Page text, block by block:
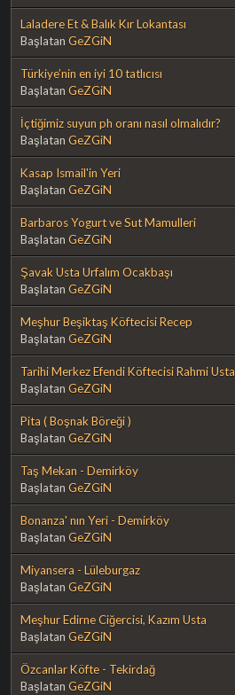
Laladere Et & Balık Kır Lokantası
Başlatan GeZGiN
Türkiye’nin en iyi 10 tatlıcısı
Başlatan GeZGiN
İçtiğimiz suyun ph oranı nasıl olmalıdır?
Başlatan GeZGiN
Kasap Ismail'in Yeri
Başlatan GeZGiN
Barbaros Yogurt ve Sut Mamulleri
Başlatan GeZGiN
Şavak Usta Urfalım Ocakbaşı
Başlatan GeZGiN
Meşhur Beşiktaş Köftecisi Recep
Başlatan GeZGiN
Tarihi Merkez Efendi Köftecisi Rahmi Usta
Başlatan GeZGiN
Pita ( Boşnak Böreği )
Başlatan GeZGiN
Taş Mekan - Demirköy
Başlatan GeZGiN
Bonanza' nın Yeri - Demirköy
Başlatan GeZGiN
Miyansera - Lüleburgaz
Başlatan GeZGiN
Meşhur Edirne Ciğercisi, Kazım Usta
Başlatan GeZGiN
Özcanlar Köfte - Tekirdağ
Başlatan GeZGiN